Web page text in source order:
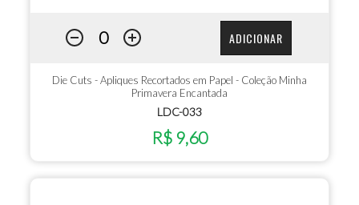
ADICIONAR
Die Cuts - Apliques Recortados em Papel - Coleção Minha
Primavera Encantada
LDC-033
R$ 9,60